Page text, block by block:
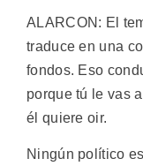
ALARCON: El
traduce en una
fondos. Eso
porque tú le vas
él quiere oir.
Ningún político